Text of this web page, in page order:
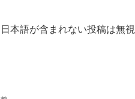
日本語が含まれない投稿は無
投